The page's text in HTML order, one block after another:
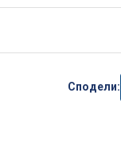
Сподели: